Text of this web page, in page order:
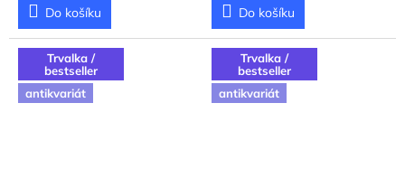
v
z
Do košíku Do košíku
Trvalka /
bestseller
antikvariát
Trvalka /
bestseller
antikvariát